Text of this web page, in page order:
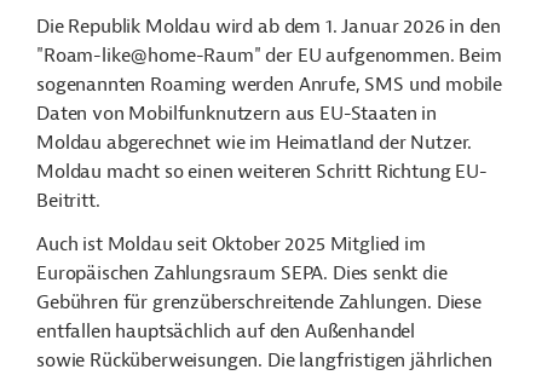
Die Republik Moldau wird ab dem 1. Januar 2026 in den
"Roam-like@home-Raum" der EU aufgenommen. Beim
sogenannten Roaming werden Anrufe, SMS und mobile
Daten von Mobilfunknutzern aus EU-Staaten in
Moldau abgerechnet wie im Heimatland der Nutzer.
Moldau macht so einen weiteren Schritt Richtung EU-
Beitritt.
Auch ist Moldau seit Oktober 2025 Mitglied im
Europäischen Zahlungsraum SEPA. Dies senkt die
Gebühren für grenzüberschreitende Zahlungen. Diese
entfallen hauptsächlich auf den Außenhandel
sowie Rücküberweisungen. Die langfristigen jährlichen